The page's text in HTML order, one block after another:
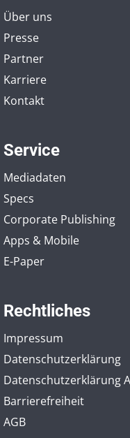
Über uns
Presse
Partner
Karriere
Kontakt
Service
Mediadaten
Specs
Corporate Publishing
Apps & Mobile
E-Paper
Rechtliches
Impressum
Datenschutzerklärung
Datenschutzerklärung
Barrierefreiheit
AGB